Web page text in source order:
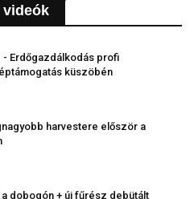
videók
- Erdőgazdálkodás profi
küszöbén
harvestere először a
dobogón + új fűrész debütált